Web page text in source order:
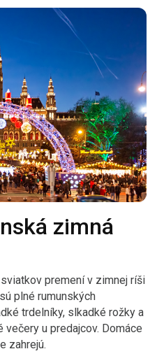
zimná
premení v zimnej ríši
plné rumunských
trdelníky, slkadké rožky a
večery u predajcov. Domáce
zahrejú.